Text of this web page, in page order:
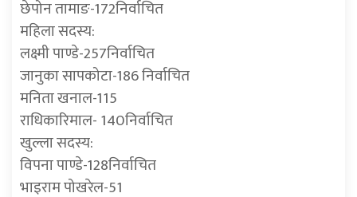
छेपोन तामाङ-172निर्वाचित
महिला सदस्य:
लक्ष्मी पाण्डे-257निर्वाचित
जानुका सापकोटा-186 निर्वाचित
मनिता खनाल-115
राधिकारिमाल- 140निर्वाचित
खुल्ला सदस्य:
विपना पाण्डे-128निर्वाचित
भाइराम पोखरेल-51